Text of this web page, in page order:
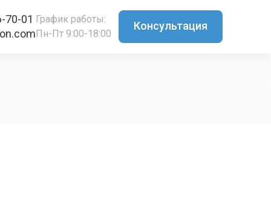
70-01 График работы:
Пн-Пт 9:00-18:00
Консультация